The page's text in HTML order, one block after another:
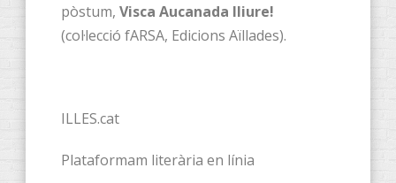
pòstum, Visca Aucanada lliure!
(col·lecció fARSA, Edicions Aïllades).
ILLES.cat
Plataformam literària en línia